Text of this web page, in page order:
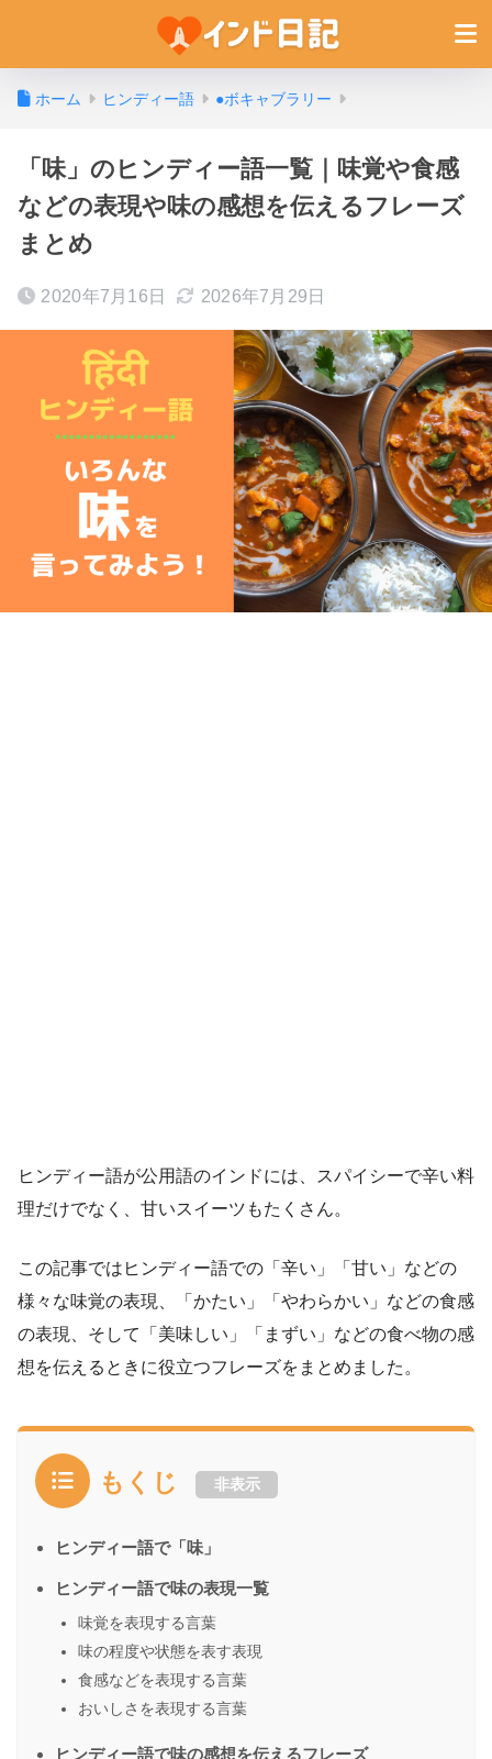
ホーム ヒンディー語 ●ボキャブラリー
「味」のヒンディー語一覧｜味覚や食感
などの表現や味の感想を伝えるフレーズ
まとめ
2020年7月16日 2026年7月29日
ヒンディー語が公用語のインドには、スパイシーで辛い料
理だけでなく、甘いスイーツもたくさん。
この記事ではヒンディー語での「辛い」「甘い」などの
様々な味覚の表現、「かたい」「やわらかい」などの食感
の表現、そして「美味しい」「まずい」などの食べ物の感
想を伝えるときに役立つフレーズをまとめました。
もくじ 非表示
ヒンディー語で「味」
ヒンディー語で味の表現一覧
味覚を表現する言葉
味の程度や状態を表す表現
食感などを表現する言葉
おいしさを表現する言葉
ヒンディー語で味の感想を伝えるフレーズ